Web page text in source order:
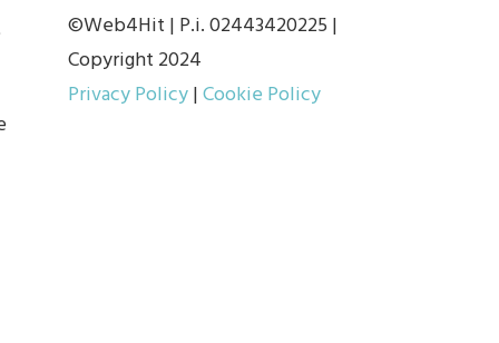
©Web4Hit | P.i. 02443420225 |
Copyright 2024
Privacy Policy|Cookie Policy